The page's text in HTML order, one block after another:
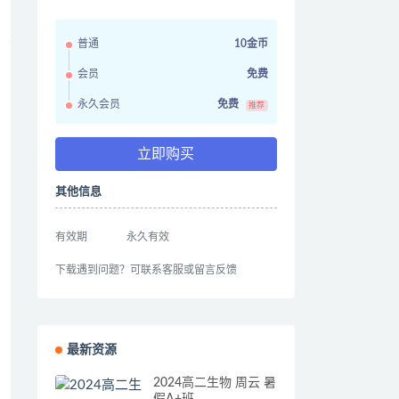
普通 10金币
会员 免费
永久会员 免费 推荐
立即购买
其他信息
有效期 永久有效
下载遇到问题？可联系客服或留言反馈
最新资源
2024高二生物 周云 暑